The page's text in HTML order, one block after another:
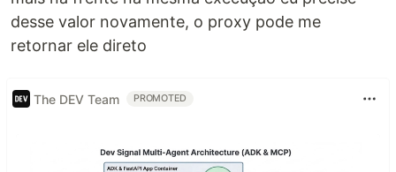
desse valor novamente, o proxy pode me
retornar ele direto
The DEV Team PROMOTED